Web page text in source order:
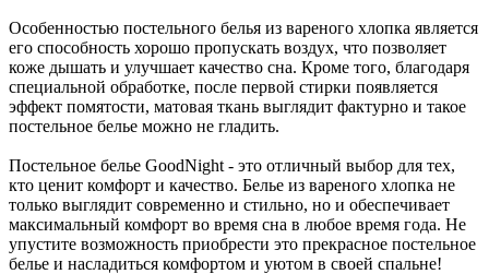
Особенностью постельного белья из вареного хлопка является
его способность хорошо пропускать воздух, что позволяет
коже дышать и улучшает качество сна. Кроме того, благодаря
специальной обработке, после первой стирки появляется
эффект помятости, матовая ткань выглядит фактурно и такое
постельное белье можно не гладить.
Постельное белье GoodNight - это отличный выбор для тех,
кто ценит комфорт и качество. Белье из вареного хлопка не
только выглядит современно и стильно, но и обеспечивает
максимальный комфорт во время сна в любое время года. Не
упустите возможность приобрести это прекрасное постельное
белье и насладиться комфортом и уютом в своей спальне!